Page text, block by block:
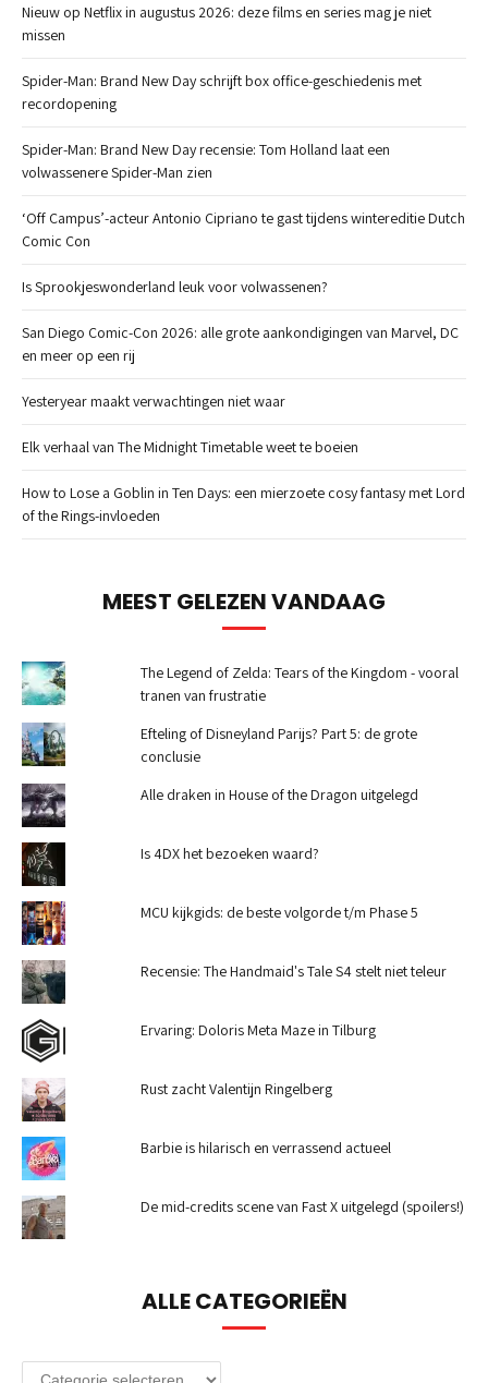
Nieuw op Netflix in augustus 2026: deze films en series mag je niet
missen
Spider-Man: Brand New Day schrijft box office-geschiedenis met
recordopening
Spider-Man: Brand New Day recensie: Tom Holland laat een
volwassenere Spider-Man zien
‘Off Campus’-acteur Antonio Cipriano te gast tijdens wintereditie Dutch
Comic Con
Is Sprookjeswonderland leuk voor volwassenen?
San Diego Comic-Con 2026: alle grote aankondigingen van Marvel, DC
en meer op een rij
Yesteryear maakt verwachtingen niet waar
Elk verhaal van The Midnight Timetable weet te boeien
How to Lose a Goblin in Ten Days: een mierzoete cosy fantasy met Lord
of the Rings-invloeden
MEEST GELEZEN VANDAAG
The Legend of Zelda: Tears of the Kingdom - vooral
tranen van frustratie
Efteling of Disneyland Parijs? Part 5: de grote
conclusie
Alle draken in House of the Dragon uitgelegd
Is 4DX het bezoeken waard?
MCU kijkgids: de beste volgorde t/m Phase 5
Recensie: The Handmaid's Tale S4 stelt niet teleur
Ervaring: Doloris Meta Maze in Tilburg
Rust zacht Valentijn Ringelberg
Barbie is hilarisch en verrassend actueel
De mid-credits scene van Fast X uitgelegd (spoilers!)
ALLE CATEGORIEËN
Alle